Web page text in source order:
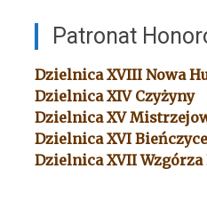
Patronat
Dzielnica XVIII Nowa
Dzielnica XIV Czyżyny
Dzielnica XV
Dzielnica XVI Bieńczyce
Dzielnica XVII